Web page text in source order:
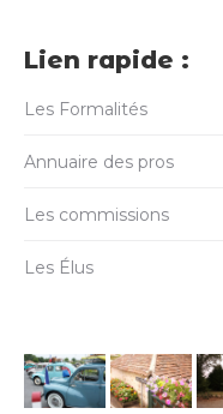
Lien rapide :
Les Formalités
Annuaire des pros
Les commissions
Les Élus